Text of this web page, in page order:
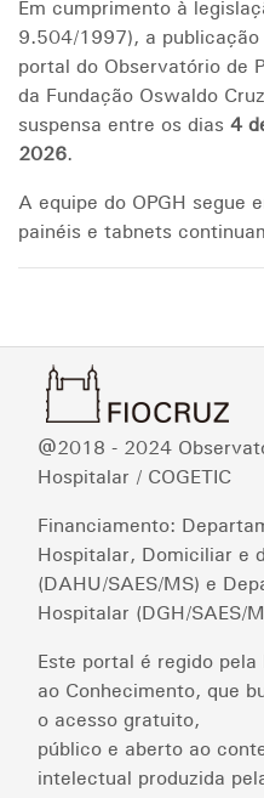
Em cumprimento à
9.504/1997), a publicação
portal do Observatório de
da Fundação Oswaldo
suspensa entre os dias 4
2026.
A equipe do OPGH segue
painéis e tabnets
@2018 - 2024
Hospitalar / COGETIC
Financiamento:
Hospitalar, Domiciliar e
(DAHU/SAES/MS) e
Hospitalar (DGH/SAES/
Este portal é regido
ao Conhecimento, que
o acesso gratuito,
público e aberto ao
intelectual produzida